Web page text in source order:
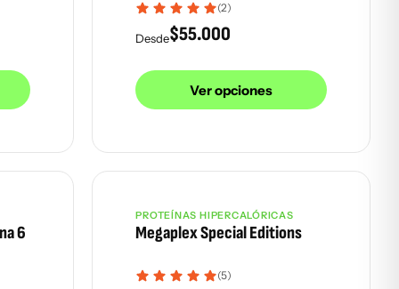
(2)
Desde$55.000
Ver opciones
6
Agotado
PROTEÍNAS HIPERCALÓRICAS
Megaplex Special Editions
(5)